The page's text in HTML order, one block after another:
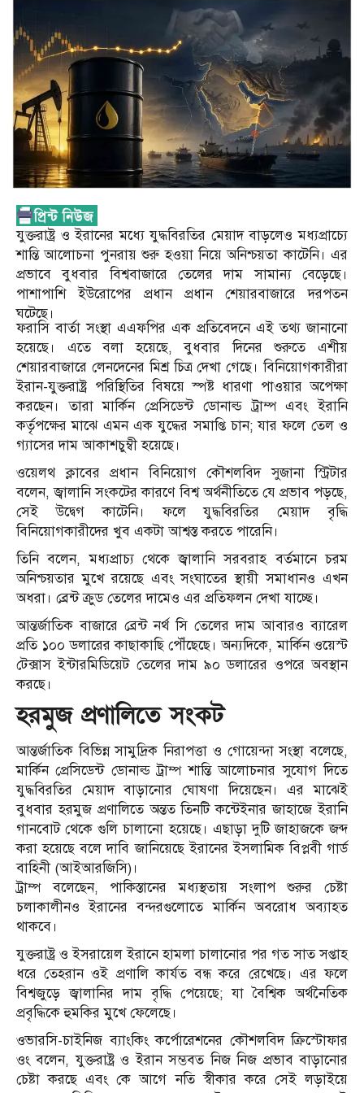
যুক্তরাষ্ট্র ও ইরানের মধ্যে যুদ্ধবিরতির মেয়াদ বাড়লেও মধ্যপ্রাচ্যে
শান্তি আলোচনা পুনরায় শুরু হওয়া নিয়ে অনিশ্চয়তা কাটেনি। এর
প্রভাবে বুধবার বিশ্ববাজারে তেলের দাম সামান্য বেড়েছে।
পাশাপাশি ইউরোপের প্রধান প্রধান শেয়ারবাজারে দরপতন
ঘটেছে।
ফরাসি বার্তা সংস্থা এএফপির এক প্রতিবেদনে এই তথ্য জানানো
হয়েছে। এতে বলা হয়েছে, বুধবার দিনের শুরুতে এশীয়
শেয়ারবাজারে লেনদেনের মিশ্র চিত্র দেখা গেছে। বিনিয়োগকারীরা
ইরান-যুক্তরাষ্ট্র পরিস্থিতির বিষয়ে স্পষ্ট ধারণা পাওয়ার অপেক্ষা
করছেন। তারা মার্কিন প্রেসিডেন্ট ডোনাল্ড ট্রাম্প এবং ইরানি
কর্তৃপক্ষের মাঝে এমন এক যুদ্ধের সমাপ্তি চান; যার ফলে তেল ও
গ্যাসের দাম আকাশচুম্বী হয়েছে।
ওয়েলথ ক্লাবের প্রধান বিনিয়োগ কৌশলবিদ সুজানা স্ট্রিটার
বলেন, জ্বালানি সংকটের কারণে বিশ্ব অর্থনীতিতে যে প্রভাব পড়ছে,
সেই উদ্বেগ কাটেনি। ফলে যুদ্ধবিরতির মেয়াদ বৃদ্ধি
বিনিয়োগকারীদের খুব একটা আশ্বস্ত করতে পারেনি।
তিনি বলেন, মধ্যপ্রাচ্য থেকে জ্বালানি সরবরাহ বর্তমানে চরম
অনিশ্চয়তার মুখে রয়েছে এবং সংঘাতের স্থায়ী সমাধানও এখন
অধরা। ব্রেন্ট ক্রুড তেলের দামেও এর প্রতিফলন দেখা যাচ্ছে।
আন্তর্জাতিক বাজারে ব্রেন্ট নর্থ সি তেলের দাম আবারও ব্যারেল
প্রতি ১০০ ডলারের কাছাকাছি পৌঁছেছে। অন্যদিকে, মার্কিন ওয়েস্ট
টেক্সাস ইন্টারমিডিয়েট তেলের দাম ৯০ ডলারের ওপরে অবস্থান
করছে।
হরমুজ প্রণালিতে সংকট
আন্তর্জাতিক বিভিন্ন সামুদ্রিক নিরাপত্তা ও গোয়েন্দা সংস্থা বলেছে,
মার্কিন প্রেসিডেন্ট ডোনাল্ড ট্রাম্প শান্তি আলোচনার সুযোগ দিতে
যুদ্ধবিরতির মেয়াদ বাড়ানোর ঘোষণা দিয়েছেন। এর মাঝেই
বুধবার হরমুজ প্রণালিতে অন্তত তিনটি কন্টেইনার জাহাজে ইরানি
গানবোট থেকে গুলি চালানো হয়েছে। এছাড়া দুটি জাহাজকে জব্দ
করা হয়েছে বলে দাবি জানিয়েছে ইরানের ইসলামিক বিপ্লবী গার্ড
বাহিনী (আইআরজিসি)।
ট্রাম্প বলেছেন, পাকিস্তানের মধ্যস্থতায় সংলাপ শুরুর চেষ্টা
চলাকালীনও ইরানের বন্দরগুলোতে মার্কিন অবরোধ অব্যাহত
থাকবে।
যুক্তরাষ্ট্র ও ইসরায়েল ইরানে হামলা চালানোর পর গত সাত সপ্তাহ
ধরে তেহরান ওই প্রণালি কার্যত বন্ধ করে রেখেছে। এর ফলে
বিশ্বজুড়ে জ্বালানির দাম বৃদ্ধি পেয়েছে; যা বৈশ্বিক অর্থনৈতিক
প্রবৃদ্ধিকে হুমকির মুখে ফেলেছে।
ওভারসি-চাইনিজ ব্যাংকিং কর্পোরেশনের কৌশলবিদ ক্রিস্টোফার
ওং বলেন, যুক্তরাষ্ট্র ও ইরান সম্ভবত নিজ নিজ প্রভাব বাড়ানোর
চেষ্টা করছে এবং কে আগে নতি স্বীকার করে সেই লড়াইয়ে